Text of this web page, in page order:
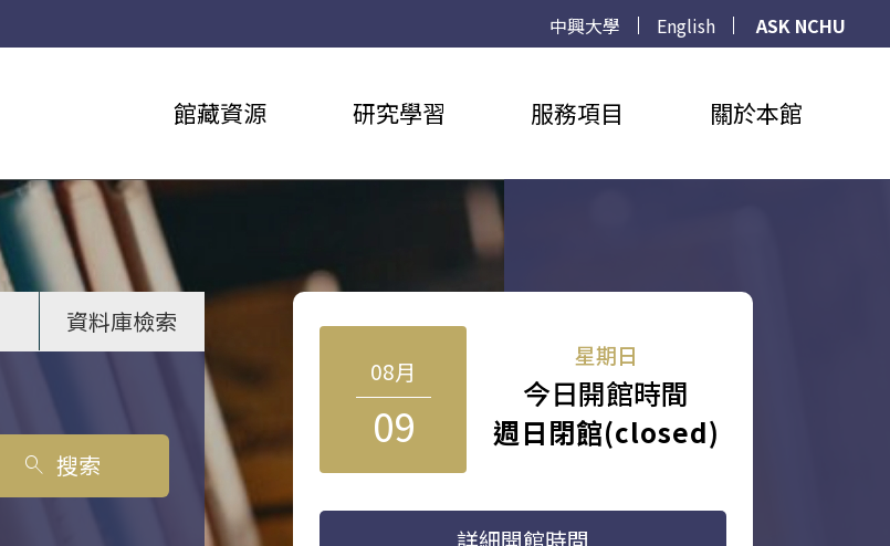
中興大學 English
ASK NCHU
館藏資源 研究學習 服務項目 關於本館
資料庫檢索
search 搜索
08月
09
星期日
今日開館時間
週日閉館(closed)